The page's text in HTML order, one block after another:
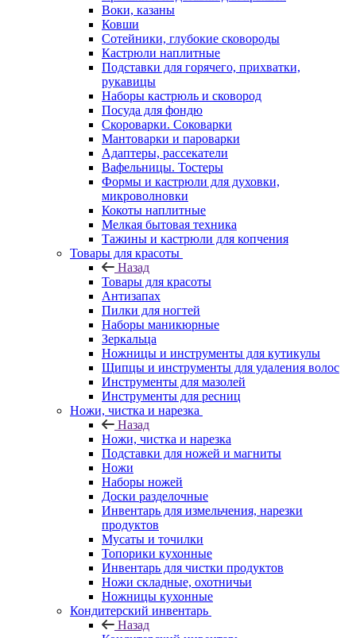
Воки, казаны
Ковши
Сотейники, глубокие сковороды
Кастрюли наплитные
Подставки для горячего, прихватки,
рукавицы
Наборы кастрюль и сковород
Посуда для фондю
Скороварки. Соковарки
Мантоварки и пароварки
Адаптеры, рассекатели
Вафельницы. Тостеры
Формы и кастрюли для духовки,
микроволновки
Кокоты наплитные
Мелкая бытовая техника
Тажины и кастрюли для копчения
Товары для красоты
Назад
Товары для красоты
Антизапах
Пилки для ногтей
Наборы маникюрные
Зеркальца
Ножницы и инструменты для кутикулы
Щипцы и инструменты для удаления волос
Инструменты для мазолей
Инструменты для ресниц
Ножи, чистка и нарезка
Назад
Ножи, чистка и нарезка
Подставки для ножей и магниты
Ножи
Наборы ножей
Доски разделочные
Инвентарь для измельчения, нарезки
продуктов
Мусаты и точилки
Топорики кухонные
Инвентарь для чистки продуктов
Ножи складные, охотничьи
Ножницы кухонные
Кондитерский инвентарь
Назад